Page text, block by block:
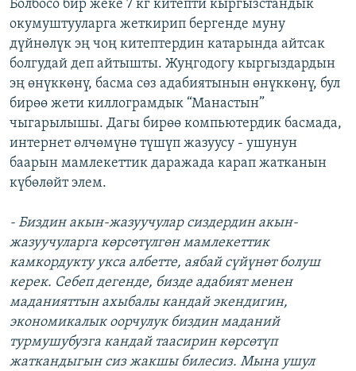
Болбосо бир жеке 7 кг китепти кыргызстандык
окумуштууларга жеткирип бергенде муну
дүйнөлүк эң чоң китептердин катарында айтсак
болгудай деп айтышты. Жуңгодогу кыргыздардын
эң өнүккөнү, басма сөз адабиятынын өнүккөнү, бул
бирөө жети киллограмдык “Манастын”
чыгарылышы. Дагы бирөө компьютердик басмада,
интернет өлчөмүнө түшүп жазуусу - ушунун
баарын мамлекеттик даражада карап жатканын
күбөлөйт элем.
- Биздин акын-жазуучулар сиздердин акын-
жазуучуларга көрсөтүлгөн мамлекеттик
камкордукту укса албетте, аябай сүйүнөт болуш
керек. Себеп дегенде, бизде адабият менен
маданияттын ахыбалы кандай экендигин,
экономикалык оорчулук биздин маданий
турмушубузга кандай таасирин көрсөтүп
жаткандыгын сиз жакшы билесиз. Мына ушул